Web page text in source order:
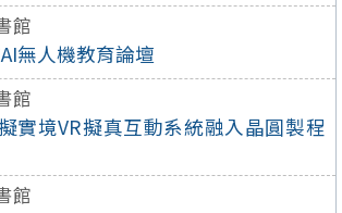
館
無人機教育論壇
館
實境VR擬真互動系統融入晶圓製程
館